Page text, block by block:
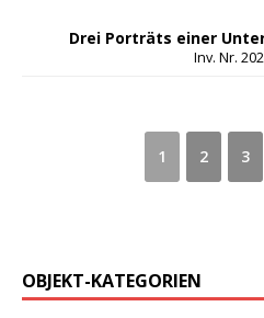
Drei Porträts einer
Inv. Nr.
1 2 3
OBJEKT-KATEGORIEN